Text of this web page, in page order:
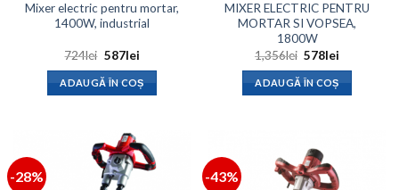
Mixer electric pentru mortar,
1400W, industrial
724lei Prețul
a
fost:
587leiPrețul
este:
587lei.
ADAUGĂ ÎN COȘ
MIXER ELECTRIC PENTRU
MORTAR SI VOPSEA,
1800W
1,356lei Prețul
a
fost:
578lei
ADAUGĂ ÎN COȘ
-28% -43%